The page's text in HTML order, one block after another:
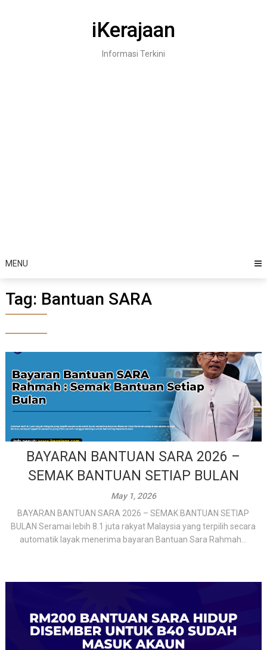
iKerajaan
Informasi Terkini
MENU
Tag: Bantuan SARA
BAYARAN BANTUAN SARA 2026 –
SEMAK BANTUAN SETIAP BULAN
May 1, 2026
BAYARAN BANTUAN SARA 2026 – SEMAK BANTUAN SETIAP
BULAN Seramai lebih 8.1 juta rakyat Malaysia yang terpilih secara
automatik layak menerima bayaran Bantuan Sara Rahmah...